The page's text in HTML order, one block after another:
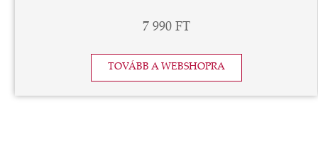
7 990 FT
TOVÁBB A WEBSHOPRA